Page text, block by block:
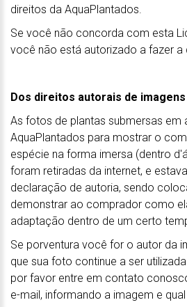
direitos da AquaPlantados.
Se você não concorda com esta
você não está autorizado a fazer a
Dos direitos autorais de imagens
As fotos de plantas submersas em
AquaPlantados para mostrar o
espécie na forma imersa (dentro
foram retiradas da internet, e
declaração de autoria, sendo
demonstrar ao comprador como
adaptação dentro de um certo
Se porventura você for o autor da
que sua foto continue a ser
por favor entre em contato
e-mail, informando a imagem e